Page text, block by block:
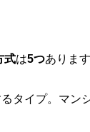
式は5つあります
イプ。マン